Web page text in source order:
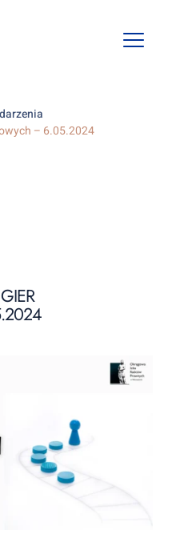
Open
– 6.05.2024